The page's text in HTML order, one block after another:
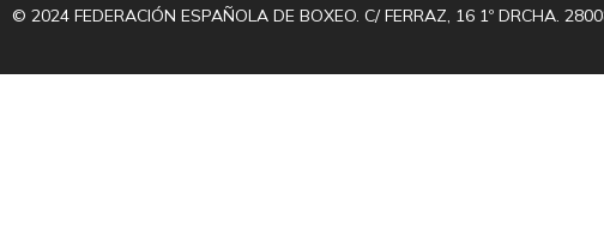
© 2024 FEDERACIÓN ESPAÑOLA DE BOXEO. C/ FERRAZ, 16 1º DRCHA.